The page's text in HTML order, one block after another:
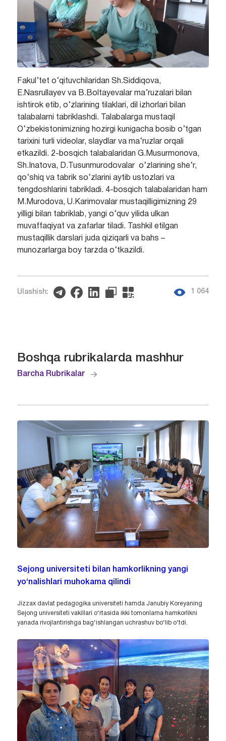
Fakul’tet o‘qituvchilaridan Sh.Siddiqova,
E.Nasrullayev va B.Boltayevalar ma’ruzalari bilan
ishtirok etib, o‘zlarining tilaklari, dil izhorlari bilan
talabalarni tabriklashdi. Talabalarga mustaqil
O‘zbekistonimizning hozirgi kunigacha bosib o’tgan
tarixini turli videolar, slaydlar va ma‘ruzlar orqali
etkazildi. 2-bosqich talabalaridan G.Musurmonova,
Sh.Inatova, D.Tusunmurodovalar o‘zlarining she‘r,
qo‘shiq va tabrik so‘zlarini aytib ustozlari va
tengdoshlarini tabrikladi. 4-bosqich talabalaridan ham
M.Murodova, U.Karimovalar mustaqilligimizning 29
yilligi bilan tabriklab, yangi o‘quv yilida ulkan
muvaffaqiyat va zafarlar tiladi. Tashkil etilgan
mustaqillik darslari juda qiziqarli va bahs –
munozarlarga boy tarzda o‘tkazildi.
Ulashish: 1 064
Boshqa rubrikalarda mashhur
Barcha Rubrikalar
Sejong universiteti bilan hamkorlikning yangi
yo‘nalishlari muhokama qilindi
Jizzax davlat pedagogika universiteti hamda Janubiy Koreyaning
Sejong universiteti vakillari o‘rtasida ikki tomonlama hamkorlikni
yanada rivojlantirishga bag‘ishlangan uchrashuv bo‘lib o‘tdi.